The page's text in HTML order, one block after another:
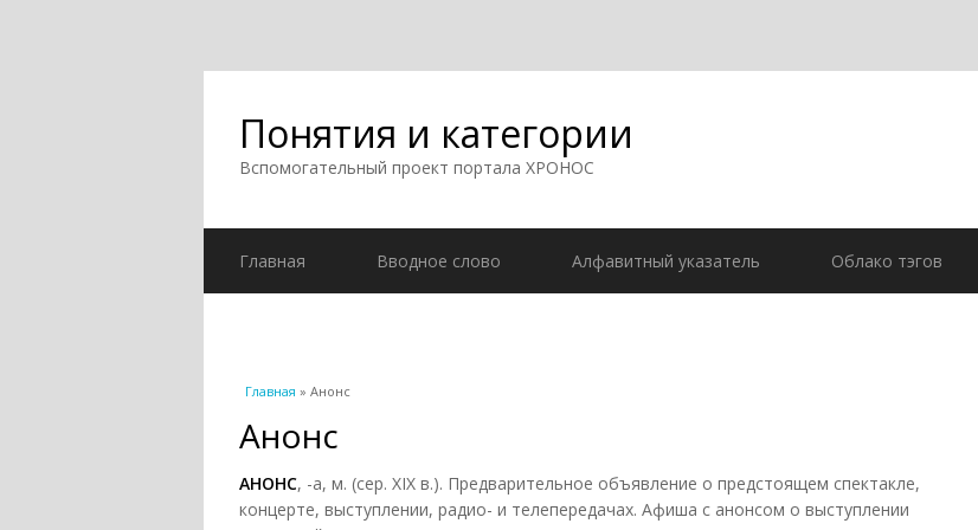
Понятия и категории
Вспомогательный проект портала ХРОНОС
Главная Вводное слово Алфавитный указатель Облако тэгов
Вы здесь
Главная » Анонс
Анонс
АНОНС, -а, м. (сер. XIX в.). Предварительное объявление о предстоящем спектакле,
концерте, выступлении, радио- и телепередачах. Афиша с анонсом о выступлении